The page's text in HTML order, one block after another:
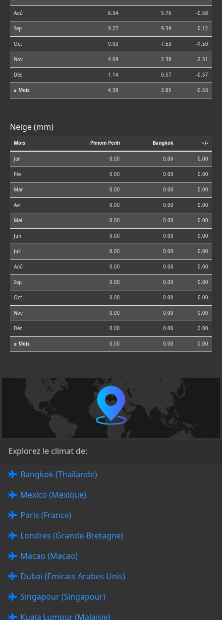
Aoû 6.34 5.76 -0.58
Sep 9.27 9.39 0.12
Oct 9.03 7.53 -1.50
Nov 4.69 2.38 -2.31
Déc 1.14 0.57 -0.57
⌀ Mois 4.38 3.85 -0.53
Neige (mm)
Mois Phnom Penh Bangkok +/-
Jan 0.00 0.00 0.00
Fév 0.00 0.00 0.00
Mar 0.00 0.00 0.00
Avr 0.00 0.00 0.00
Mai 0.00 0.00 0.00
Jun 0.00 0.00 0.00
Juil 0.00 0.00 0.00
Aoû 0.00 0.00 0.00
Sep 0.00 0.00 0.00
Oct 0.00 0.00 0.00
Nov 0.00 0.00 0.00
Déc 0.00 0.00 0.00
⌀ Mois 0.00 0.00 0.00
Explorez le climat de:
Bangkok (Thaïlande)
Mexico (Mexique)
Paris (France)
Londres (Grande-Bretagne)
Macao (Macao)
Dubai (Emirats Arabes Unis)
Singapour (Singapour)
Kuala Lumpur (Malaisie)